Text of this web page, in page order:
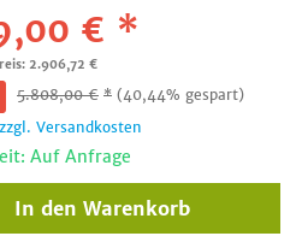
€ *
2.906,72 €
5.808,00€ * (40,44% gespart)
zzgl. Versandkosten
Auf Anfrage
In den Warenkorb